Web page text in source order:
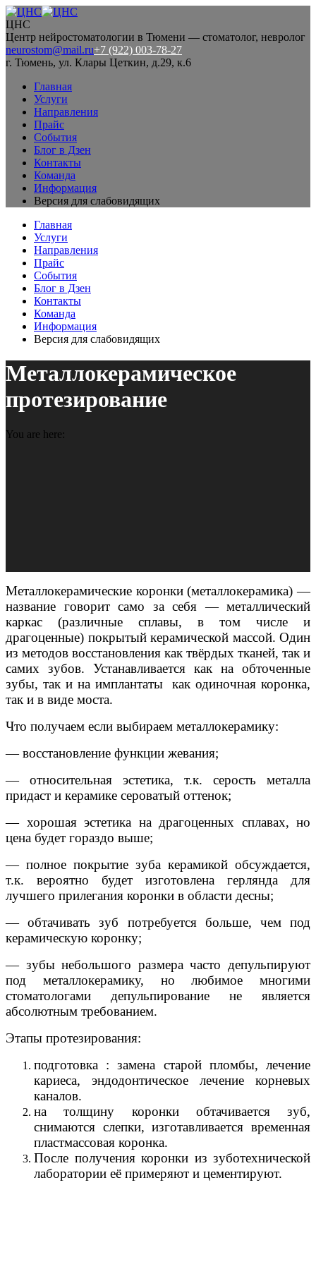
ЦНС
Центр нейростоматологии в Тюмени — стоматолог, невролог
neurostom@mail.ru+7 (922) 003-78-27
г. Тюмень, ул. Клары Цеткин, д.29, к.6
Главная
Услуги
Направления
Прайс
События
Блог в Дзен
Контакты
Команда
Информация
Версия для слабовидящих
Главная
Услуги
Направления
Прайс
События
Блог в Дзен
Контакты
Команда
Информация
Версия для слабовидящих
Металлокерамическое
протезирование
You are here:
Металлокерамические коронки(металлокерамика) —
название говорит само за себя — металлический
каркас (различные сплавы, в том числе
и
драгоценные) покрытый керамической массой. Один
из методов восстановления как твёрдых тканей, так и
самих зубов. Устанавливается как на обточенные
зубы, так и на имплантаты как одиночная коронка,
так и в виде моста.
Что получаем если выбираем металлокерамику:
—восстановление функции жевания;
— относительная эстетика, т.к. серость
металла
придаст и керамике сероватый оттенок;
— хорошая эстетика на драгоценных сплавах, но
цена будет гораздо выше;
— полное покрытие зуба керамикой обсуждается,
т.к. вероятно будет изготовлена герлянда
для
лучшего прилегания коронки в области десны;
—обтачивать зуб потребуется больше, чем под
керамическую коронку;
— зубы небольшого размера часто депульпируют
под
металлокерамику, но любимое
многими
стоматологами
депульпирование не
является
абсолютным требованием.
Этапы протезирования:
подготовка : замена старой пломбы, лечение
кариеса, эндодонтическое лечение корневых
каналов.
на толщину коронки обтачивается зуб,
снимаются слепки, изготавливается временная
пластмассовая коронка.
После получения коронки из зуботехнической
лаборатории её примеряют и цементируют.